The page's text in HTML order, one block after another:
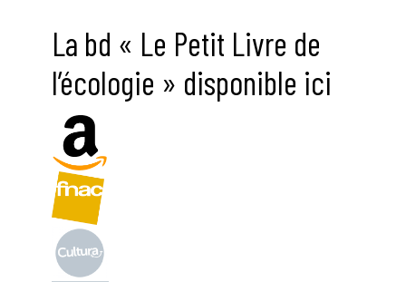
La bd « Le Petit Livre de
l’écologie » disponible ici